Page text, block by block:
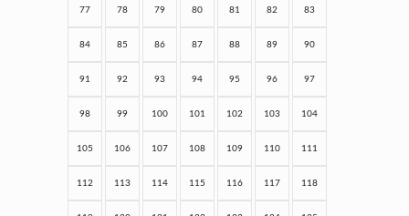
77 78 79 80 81 82 83
84 85 86 87 88 89 90
91 92 93 94 95 96 97
98 99 100 101 102 103 104
105 106 107 108 109 110 111
112 113 114 115 116 117 118